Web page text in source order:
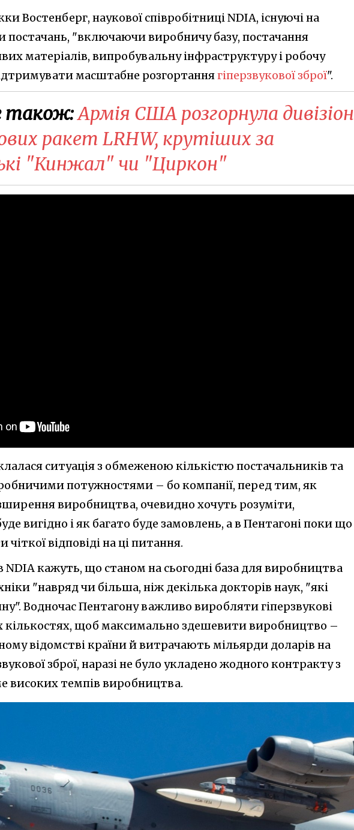
Востенберг, наукової співробітниці NDIA, існуючі на
постачань, "включаючи виробничу базу, постачання
матеріалів, випробувальну інфраструктуру і робочу
масштабне розгортаннягіперзвукової зброї".
також:Армія США розгорнула дивізіон
ракет LRHW, крутіших за
"Кинжал" чи "Циркон"
ситуація з обмеженою кількістю постачальників та
потужностями – бо компанії, перед тим, як
виробництва, очевидно хочуть розуміти,
вигідно і як багато буде замовлень, а в Пентагоні поки що
відповіді на ці питання.
NDIA кажуть, що станом на сьогодні база для виробництва
"навряд чи більша, ніж декілька докторів наук, "які
Водночас Пентагону важливо виробляти гіперзвукові
кількостях, щоб максимально здешевити виробництво –
відомстві країни й витрачають мільярди доларів на
зброї, наразі не було укладено жодного контракту з
високих темпів виробництва.